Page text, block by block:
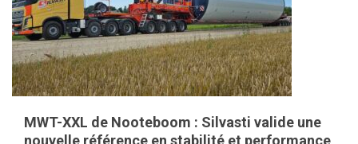
MWT-XXL de Nooteboom : Silvasti valide une
nouvelle référence en stabilité et performance